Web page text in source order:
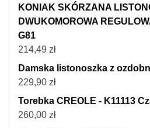
KONIAK SKÓRZANA
DWUKOMOROWA
G81
214,49 zł
Damska listonoszka z
229,90 zł
Torebka CREOLE - K11113
260,00 zł